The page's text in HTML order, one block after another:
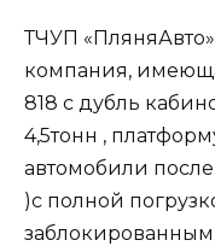
ТЧУП
компания,
818 с дубль
4,5тонн ,
автомобили
)с полной